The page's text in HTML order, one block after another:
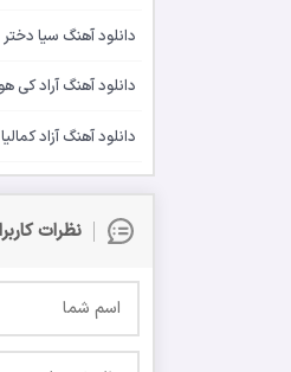
دانلود آهنگ سیا
دانلود آهنگ آراد کی
دانلود آهنگ آزاد
نظرات